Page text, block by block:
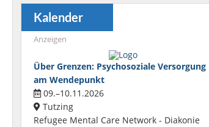
Kalender
Anzeigen
Über Grenzen: Psychosoziale Versorgung
am Wendepunkt
09.–10.11.2026
Tutzing
Refugee Mental Care Network - Diakonie